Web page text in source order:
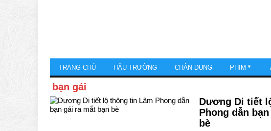
TRANG CHỦ HẬU TRƯỜNG CHÂN DUNG PHIM
bạn gái
Dương Di tiết
Phong dẫn
bè